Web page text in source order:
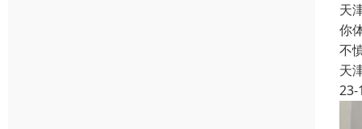
天
你
不
天
23-